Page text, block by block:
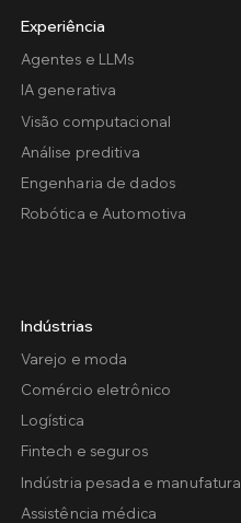
Experiência
Agentes e LLMs
IA generativa
Visão computacional
Análise preditiva
Engenharia de dados
Robótica e Automotiva
Indústrias
Varejo e moda
Comércio eletrônico
Logística
Fintech e seguros
Indústria pesada e manufatura
Assistência médica